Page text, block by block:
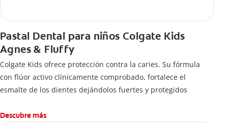
Pastal Dental para niños Colgate Kids
Agnes & Fluffy
Colgate Kids ofrece protección contra la caries. Su fórmula
con flúor activo clínicamente comprobado, fortalece el
esmalte de los dientes dejándolos fuertes y protegidos
Descubre más